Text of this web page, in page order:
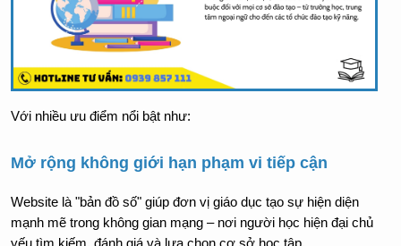
Với nhiều ưu điểm nổi bật như:
Mở rộng không giới hạn phạm vi tiếp cận
Website là "bản đồ số" giúp đơn vị giáo dục tạo sự hiện diện
mạnh mẽ trong không gian mạng – nơi người học hiện đại chủ